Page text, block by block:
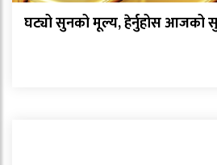
घट्यो सुनको मूल्य, हेर्नुहोस आजको